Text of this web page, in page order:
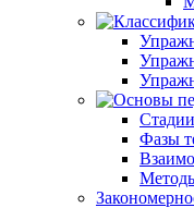
Фазы